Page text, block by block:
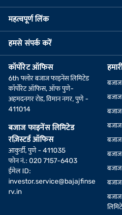
महत्वपूर्ण लिंक
हमसे संपर्क करें
कॉर्पोरेट ऑफिस
6th फ्लोर बजाज फाइनेंस लिमिटेड
कॉर्पोरेट ऑफिस, ऑफ पुणे-
अहमदनगर रोड, विमान नगर, पुणे -
411014
बजाज फाइनेंस लिमिटेड
रज़िस्टर्ड ऑफिस
आकुर्डी, पुणे - 411035
फोन नं.: 020 7157-6403
ईमेल ID:
investor.service@bajajfinse
rv.in
बजाज
बजाज
बजाज
बजाज
बजाज
बजाज
बजाज